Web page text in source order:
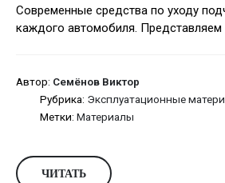
Современные средства по уходу
каждого автомобиля. Представляем
Автор: Семёнов Виктор
Рубрика: Эксплуатационные
Метки: Материалы
ЧИТАТЬ